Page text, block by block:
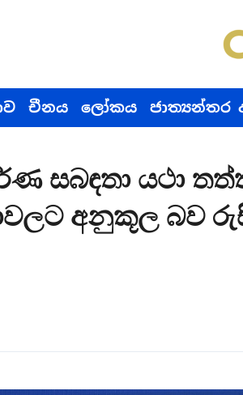
චීනය ලෝකය ජාත්‍යන්තර
සබඳතා යථා
අනුකූල බව